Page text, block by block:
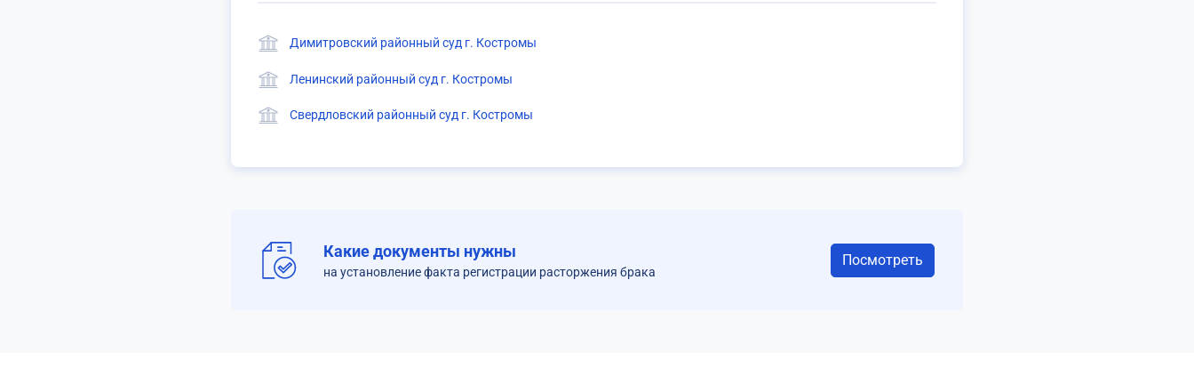
Димитровский районный суд г. Костромы
Ленинский районный суд г. Костромы
Свердловский районный суд г. Костромы
Какие документы нужны
на установление факта регистрации расторжения брака
Посмотреть